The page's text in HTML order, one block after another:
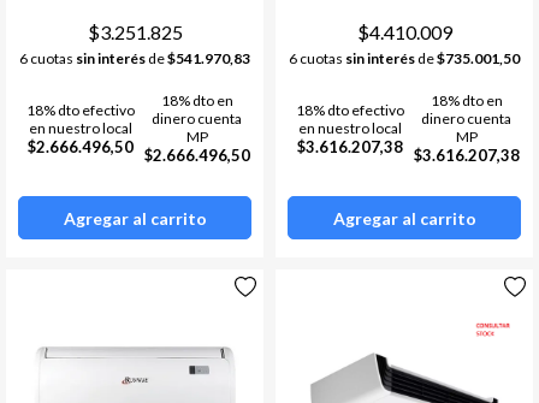
$3.251.825
6 cuotas sin interés de$541.970,83
18% dto efectivo
en nuestro local
$2.666.496,50
18% dto en
dinero cuenta
MP
$2.666.496,50
Agregar al carrito
$4.410.009
6 cuotas sin interés de$735.001,50
18% dto efectivo
en nuestro local
$3.616.207,38
18% dto en
dinero cuenta
MP
$3.616.207,38
Agregar al carrito